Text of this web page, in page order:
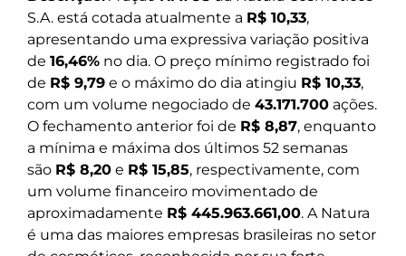
S.A. está cotada atualmente a R$ 10,33,
apresentando uma expressiva variação positiva
de 16,46% no dia. O preço mínimo registrado foi
de R$ 9,79 e o máximo do dia atingiu R$ 10,33,
com um volume negociado de 43.171.700 ações.
O fechamento anterior foi de R$ 8,87, enquanto
a mínima e máxima dos últimos 52 semanas
são R$ 8,20 e R$ 15,85, respectivamente, com
um volume financeiro movimentado de
aproximadamente R$ 445.963.661,00. A Natura
é uma das maiores empresas brasileiras no setor